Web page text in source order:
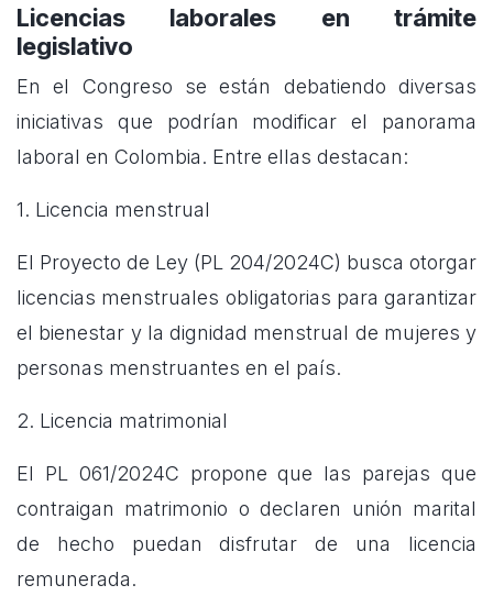
Licencias laborales en trámite
legislativo
En el Congreso se están debatiendo diversas
iniciativas que podrían modificar el panorama
laboral en Colombia. Entre ellas destacan:
1. Licencia menstrual
El Proyecto de Ley (PL 204/2024C) busca otorgar
licencias menstruales obligatorias para garantizar
el bienestar y la dignidad menstrual de mujeres y
personas menstruantes en el país.
2. Licencia matrimonial
El PL 061/2024C propone que las parejas que
contraigan matrimonio o declaren unión marital
de hecho puedan disfrutar de una licencia
remunerada.